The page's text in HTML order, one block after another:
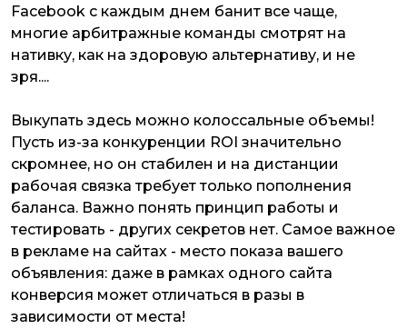
Facebook с каждым днем банит все чаще,
многие арбитражные команды смотрят на
нативку, как на здоровую альтернативу, и не
зря....
Выкупать здесь можно колоссальные объемы!
Пусть из-за конкуренции ROI значительно
скромнее, но он стабилен и на дистанции
рабочая связка требует только пополнения
баланса. Важно понять принцип работы и
тестировать - других секретов нет. Самое важное
в рекламе на сайтах - место показа вашего
объявления: даже в рамках одного сайта
конверсия может отличаться в разы в
зависимости от места!